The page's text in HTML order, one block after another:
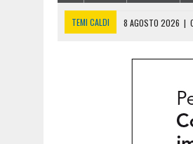
TEMI CALDI 8 AGOSTO 2026 |
ESTATE E
SICCITÀ